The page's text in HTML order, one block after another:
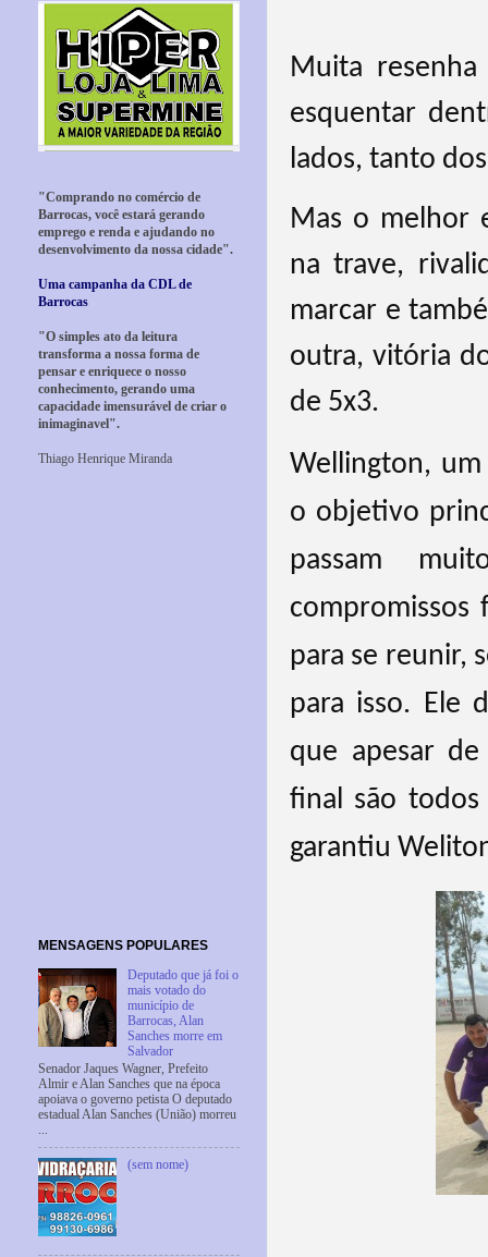
Muita
esquentar
lados, tanto
Mas o melhor
na trave,
marcar e
outra, vitória
de 5x3.
Wellington,
o objetivo
passam
compromissos
para se reunir,
para isso. Ele
que apesar
final são todos
garantiu
"Comprando no comércio de
Barrocas, você estará gerando
emprego e renda e ajudando no
desenvolvimento da nossa cidade".
Uma campanha da CDL de
Barrocas
"O simples ato da leitura
transforma a nossa forma de
pensar e enriquece o nosso
conhecimento, gerando uma
capacidade imensurável de criar o
inimaginavel".
Thiago Henrique Miranda
MENSAGENS POPULARES
Deputado que já foi o
mais votado do
município de
Barrocas, Alan
Sanches morre em
Salvador
Senador Jaques Wagner, Prefeito
Almir e Alan Sanches que na época
apoiava o governo petista O deputado
estadual Alan Sanches (União) morreu
...
(sem nome)